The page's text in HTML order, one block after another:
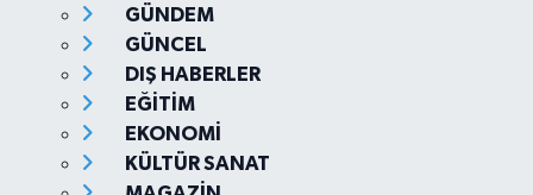
GÜNDEM
GÜNCEL
DIŞ HABERLER
EĞİTİM
EKONOMİ
KÜLTÜR SANAT